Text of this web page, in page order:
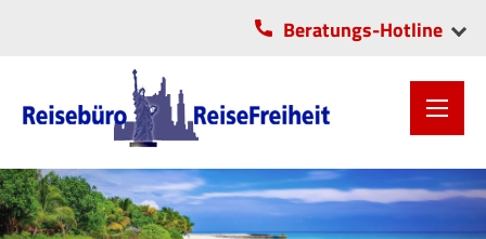
Beratungs-Hotline
VITA-Center Chemnitz
0371/2806055
OLI-Park Lichtenau
037208/5706